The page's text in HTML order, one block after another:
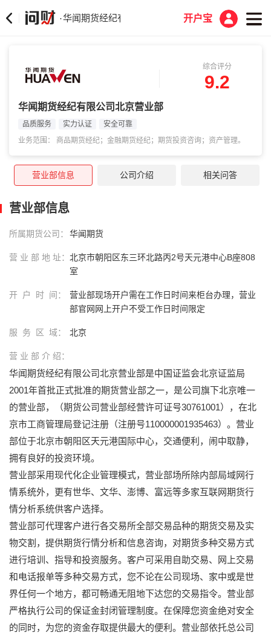
·华闻期货经纪有限公司北京营业部开户宝
综合评分
9.2
华闻期货经纪有限公司北京营业部
品质服务 实力认证
安全可靠
业务范围： 商品期货经纪；金融期货经纪；期货投资咨询；资产管理。
营业部信息 公司介绍 相关问答
营业部信息
所属期货公司： 华闻期货
营 业 部 地 址： 北京市朝阳区东三环北路丙2号天元港中心B座808
室
开 户 时 间：
营业部现场开户需在工作日时间来柜台办理，营业
部官网网上开户不受工作日时间限定
服 务 区 域： 北京
营 业 部 介 绍：
华闻期货经纪有限公司北京营业部是中国证监会北京证监局
2001年首批正式批准的期货营业部之一，是公司旗下北京唯一
的营业部，（期货公司营业部经营许可证号30761001），在北
京市工商管理局登记注册（注册号110000001935463）。营业
部位于北京市朝阳区天元港国际中心，交通便利，闹中取静，
拥有良好的投资环境。
营业部采用现代化企业管理模式，营业部场所除内部局域网行
情系统外，更有世华、文华、澎博、富远等多家互联网期货行
情分析系统供客户选择。
营业部可代理客户进行各交易所全部交易品种的期货交易及实
物交割，提供期货行情分析和信息咨询，对期货多种交易方式
进行培训、指导和投资服务。客户可采用自助交易、网上交易
和电话报单等多种交易方式，您不论在公司现场、家中或是世
界任何一个地方，都可畅通无阻地下达您的交易指令。营业部
严格执行公司的保证金封闭管理制度。在保障您资金绝对安全
的同时，为您的资金存取提供最大的便利。营业部依托总公司